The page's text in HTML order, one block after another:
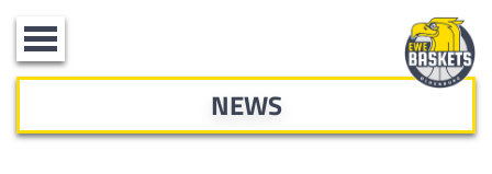
Toggle
navigation
NEWS